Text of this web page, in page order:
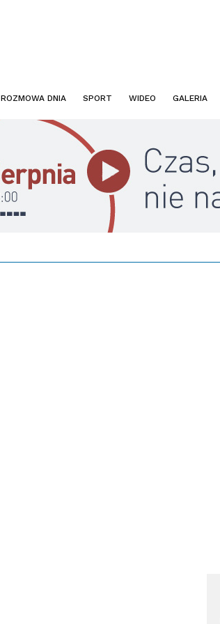
ROZMOWA DNIA SPORT WIDEO GALERIA